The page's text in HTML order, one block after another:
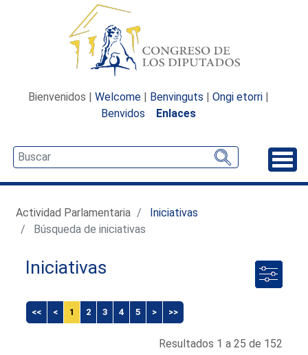
Bienvenidos | Welcome | Benvinguts | Ongi etorri |
Benvidos
Enlaces
Actividad Parlamentaria
Iniciativas
Búsqueda de iniciativas
Iniciativas
<< < 1 2 3 4 5 > >>
Resultados 1 a 25 de 152